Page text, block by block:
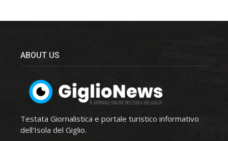
ABOUT US
Testata Giornalistica e portale turistico informativo
dell'Isola del Giglio.